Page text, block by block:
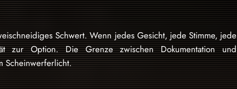
Schwert. Wenn jedes Gesicht, jede Stimme, jede
zur Option. Die Grenze zwischen Dokumentation und
Scheinwerferlicht.